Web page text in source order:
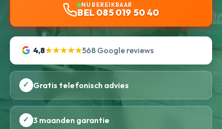
NU BEREIKBAAR
BEL 085 019 50 40
4,8★★★★★568 Google reviews
✓ Gratis telefonisch advies
✓ 3 maanden garantie